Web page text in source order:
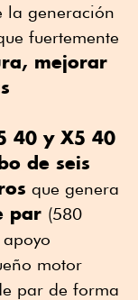
la generación
fuertemente
mejorar
40 y X5 40
de seis
que genera
par (580
motor
par de forma